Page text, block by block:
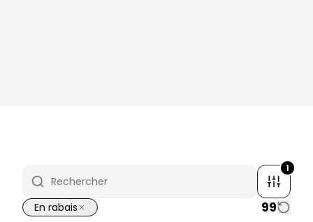
1
En rabais 99
Très bonne offre